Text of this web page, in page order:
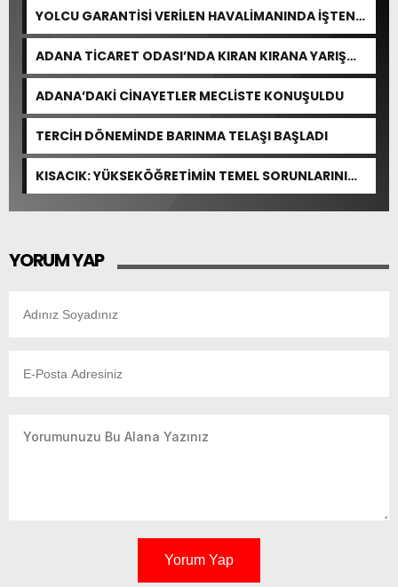
YOLCU GARANTİSİ VERİLEN HAVALİMANINDA İŞTEN
ÇIKARMA VAR
ADANA TİCARET ODASI’NDA KIRAN KIRANA YARIŞ
BEKLENİYOR
ADANA’DAKİ CİNAYETLER MECLİSTE KONUŞULDU
TERCİH DÖNEMİNDE BARINMA TELAŞI BAŞLADI
KISACIK: YÜKSEKÖĞRETİMİN TEMEL SORUNLARINI
ÇÖZEN BİR DÜZENLEME YOK
YORUM YAP
Yorum Yap